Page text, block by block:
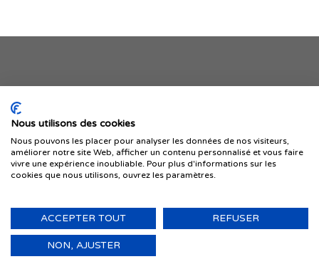
Je publie mon offre
© 1999-2026 IMMIGRER.COM INC. — TOUS DROITS RÉSERVÉS
Nous utilisons des cookies
Nous pouvons les placer pour analyser les données de nos visiteurs,
améliorer notre site Web, afficher un contenu personnalisé et vous faire
vivre une expérience inoubliable. Pour plus d'informations sur les
cookies que nous utilisons, ouvrez les paramètres.
ACCEPTER TOUT REFUSER
NON, AJUSTER